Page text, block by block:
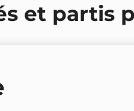
et partis